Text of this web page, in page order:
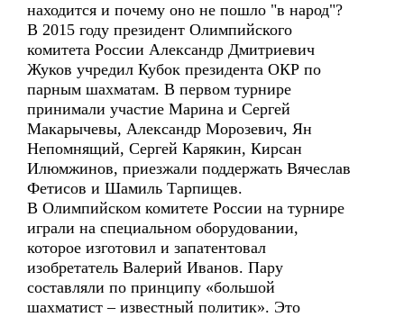
находится и почему оно не пошло "в народ"?
В 2015 году президент Олимпийского
комитета России Александр Дмитриевич
Жуков учредил Кубок президента ОКР по
парным шахматам. В первом турнире
принимали участие Марина и Сергей
Макарычевы, Александр Морозевич, Ян
Непомнящий, Сергей Карякин, Кирсан
Илюмжинов, приезжали поддержать Вячеслав
Фетисов и Шамиль Тарпищев.
В Олимпийском комитете России на турнире
играли на специальном оборудовании,
которое изготовил и запатентовал
изобретатель Валерий Иванов. Пару
составляли по принципу «большой
шахматист – известный политик». Это